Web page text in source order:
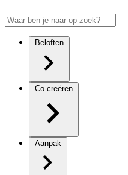
Beloften
Co-creëren
Aanpak